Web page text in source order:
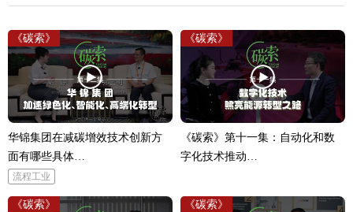
《碳索》
华锦集团在减碳增效技术创新方
面有哪些具体…
流程工业
《碳索》
《碳索》第十一集：自动化和数
字化技术推动…
《碳索》 《碳索》